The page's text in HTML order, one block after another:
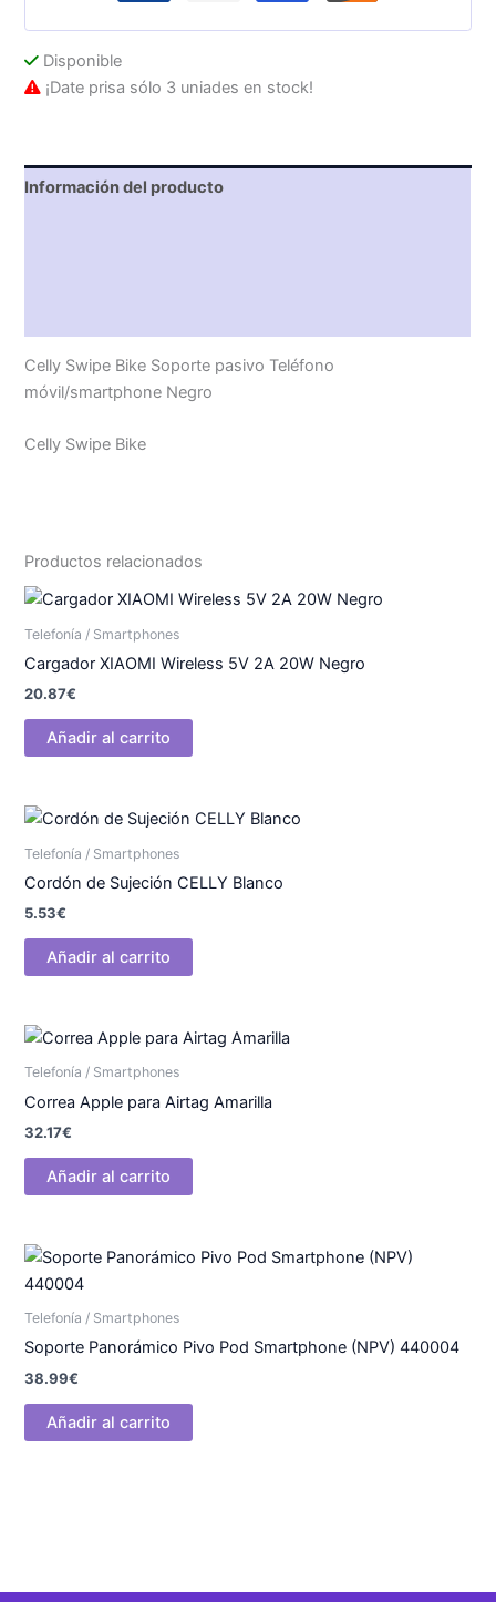
Disponible
¡Date prisa sólo 3 uniades en stock!
Información del producto
Celly Swipe Bike Soporte pasivo Teléfono
móvil/smartphone Negro
Celly Swipe Bike
Productos relacionados
Telefonía / Smartphones
Cargador XIAOMI Wireless 5V 2A 20W Negro
20.87€
Añadir al carrito
Telefonía / Smartphones
Cordón de Sujeción CELLY Blanco
5.53€
Añadir al carrito
Telefonía / Smartphones
Correa Apple para Airtag Amarilla
32.17€
Añadir al carrito
Telefonía / Smartphones
Soporte Panorámico Pivo Pod Smartphone (NPV) 440004
38.99€
Añadir al carrito